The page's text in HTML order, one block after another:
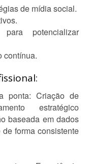
de mídia social.
potencializar
contínua.
ponta: Criação de
estratégico
baseada em dados
forma consistente